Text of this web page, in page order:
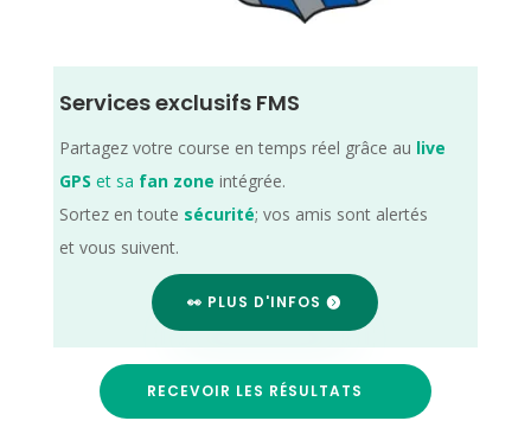
Services exclusifs FMS
Partagez votre course en temps réel grâce au live
GPS et sa fan zone intégrée.
Sortez en toute sécurité; vos amis sont alertés
et vous suivent.
👀 PLUS D'INFOS
RECEVOIR LES RÉSULTATS